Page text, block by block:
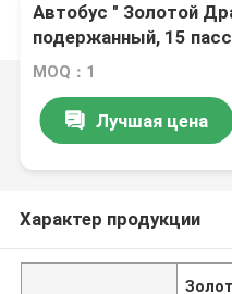
Автобус " Золотой
подержанный, 15
стандарту ISO
MOQ：1
Лучшая цена
Характер продукции